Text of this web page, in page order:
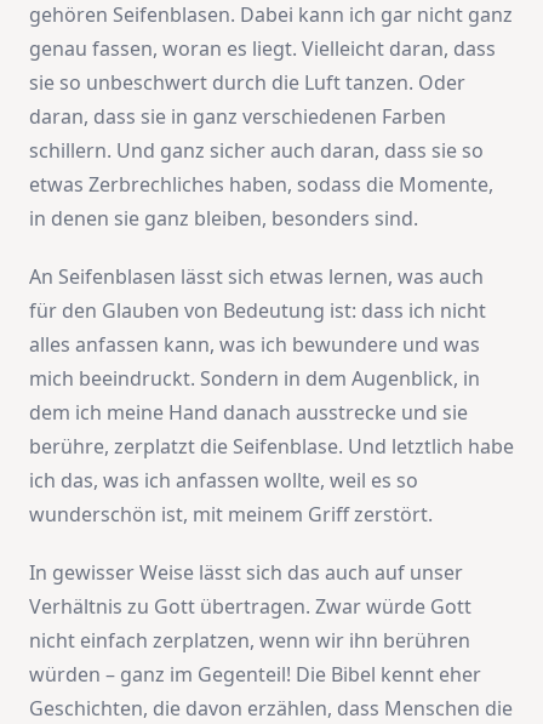
gehören Seifenblasen. Dabei kann ich gar nicht ganz
genau fassen, woran es liegt. Vielleicht daran, dass
sie so unbeschwert durch die Luft tanzen. Oder
daran, dass sie in ganz verschiedenen Farben
schillern. Und ganz sicher auch daran, dass sie so
etwas Zerbrechliches haben, sodass die Momente,
in denen sie ganz bleiben, besonders sind.
An Seifenblasen lässt sich etwas lernen, was auch
für den Glauben von Bedeutung ist: dass ich nicht
alles anfassen kann, was ich bewundere und was
mich beeindruckt. Sondern in dem Augenblick, in
dem ich meine Hand danach ausstrecke und sie
berühre, zerplatzt die Seifenblase. Und letztlich habe
ich das, was ich anfassen wollte, weil es so
wunderschön ist, mit meinem Griff zerstört.
In gewisser Weise lässt sich das auch auf unser
Verhältnis zu Gott übertragen. Zwar würde Gott
nicht einfach zerplatzen, wenn wir ihn berühren
würden – ganz im Gegenteil! Die Bibel kennt eher
Geschichten, die davon erzählen, dass Menschen die